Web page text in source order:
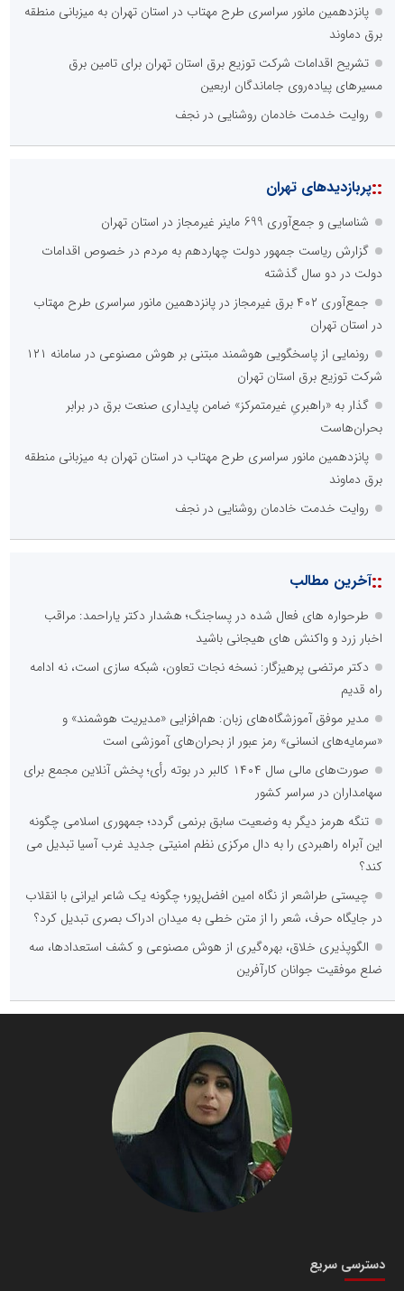
پانزدهمین مانور سراسری طرح مهتاب در استان تهران به میزبانی منطقه
برق دماوند
تشریح اقدامات شرکت توزیع برق استان تهران برای تامین برق
مسیرهای پیاده‌روی جاماندگان اربعین
روایت خدمت خادمان روشنایی در نجف
::پربازدیدهای تهران
شناسایی و جمع‌آوری 699 ماینر غیرمجاز در استان تهران
گزارش ریاست جمهور دولت چهاردهم به مردم در خصوص اقدامات
دولت در دو سال گذشته
جمع‌آوری ۴۰۲ برق غیرمجاز در پانزدهمین مانور سراسری طرح مهتاب
در استان تهران
رونمایی از پاسخگویی هوشمند مبتنی بر هوش مصنوعی در سامانه ۱۲۱
شرکت توزیع برق استان تهران
گذار به «راهبریِ غیرمتمرکز» ضامن پایداری صنعت برق در برابر
بحران‌هاست
پانزدهمین مانور سراسری طرح مهتاب در استان تهران به میزبانی منطقه
برق دماوند
روایت خدمت خادمان روشنایی در نجف
::آخرین مطالب
طرحواره های فعال شده در پساجنگ؛ هشدار دکتر یاراحمد: مراقب
اخبار زرد و واکنش های هیجانی باشید
دکتر مرتضی پرهیزگار: نسخه نجات تعاون، شبکه سازی است، نه ادامه
راه قدیم
مدیر موفق آموزشگاه‌های زبان: هم‌افزایی «مدیریت هوشمند» و
«سرمایه‌های انسانی» رمز عبور از بحران‌های آموزشی است
صورت‌های مالی سال ۱۴۰۴ کالبر در بوته رأی؛ پخش آنلاین مجمع برای
سهامداران در سراسر کشور
تنگه هرمز دیگر به وضعیت سابق برنمی گردد؛ جمهوری اسلامی چگونه
این آبراه راهبردی را به دال مرکزی نظم امنیتی جدید غرب آسیا تبدیل می
کند؟
چیستی طراشعر از نگاه امین افضل‌پور؛ چگونه یک شاعر ایرانی با انقلاب
در جایگاه حرف، شعر را از متن خطی به میدان ادراک بصری تبدیل کرد؟
الگوپذیری خلاق، بهره‌گیری از هوش مصنوعی و کشف استعدادها، سه
ضلع موفقیت جوانان کارآفرین
دسترسی سریع